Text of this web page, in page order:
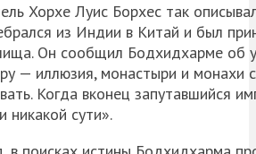
Хорхе Луис Борхес так
из Индии в Китай и был
Он сообщил Бодхидхарме об
— иллюзия, монастыри и монахи
Когда вконец запутавшийся
никакой сути».